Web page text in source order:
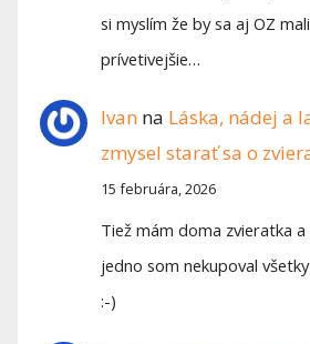
si myslím že by sa aj OZ
prívetivejšie…
Ivan na Láska, nádej a
zmysel starať sa o
15 februára, 2026
Tiež mám doma zvieratka
jedno som nekupoval
:-)